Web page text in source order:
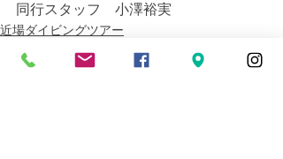
同行スタッフ　小澤裕実
近場ダイビングツアー
ダイビングライセンス講習